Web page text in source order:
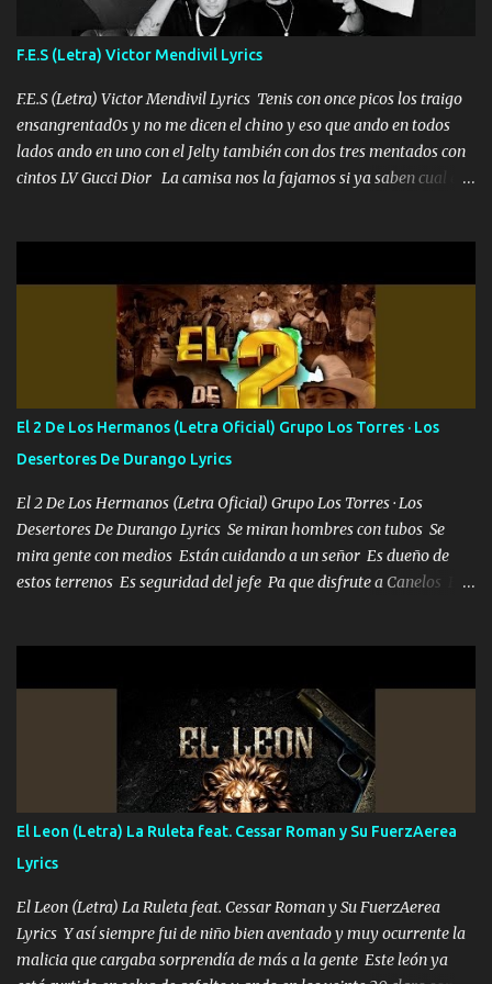
traigo El chiste es que hago lo que quiero pues así soy me mandó
yo tengo el control a todos yo les paro el dedo soy hocicon un
malcriado un malandrón Que Les importa no saben nada falsas
las risas las que me miran hay gente corriente no quieren ve...
F.E.S (Letra) Victor Mendivil Lyrics
F.E.S (Letra) Victor Mendivil Lyrics Tenis con once picos los traigo
ensangrentad0s y no me dicen el chino y eso que ando en todos
lados ando en uno con el Jelty también con dos tres mentados con
cintos LV Gucci Dior La camisa nos la fajamos si ya saben cual es
estándares 110 mil records de pistas no me falta mucho para
verme en las revistas Ya pasé Italia Japón Madrid Milán y también
Francia ropa de 100.000 bolas Louis vuitton es mi fragancia
repleta de presidentes la bolsa estoy en mi pic si no se han dado
cuenta chequeen gráficas del kitch
El 2 De Los Hermanos (Letra Oficial) Grupo Los Torres · Los
Desertores De Durango Lyrics
El 2 De Los Hermanos (Letra Oficial) Grupo Los Torres · Los
Desertores De Durango Lyrics Se miran hombres con tubos Se
mira gente con medios Están cuidando a un señor Es dueño de
estos terrenos Es seguridad del jefe Pa que disfrute a Canelos Es
ni tampoco las mujeres porque es platica de grandes por eso hay
que estar alegres doy las instrucciones para atender los deberes
Música Si es que salta algún problema de confianza tengo gente
ahí está el Hombre Cuarenta y también Pariente 7 arreglan
cualquier problema no más es cuestión que ordené NOS HACE
FALTA UN HERMANO DE CLAVE ERA EL 24 SIEMPRE FUE UN
HOMBRE VALIENTE POR ALGO M'URIÓ PELEAND0 SIEMPRE
VIO POR LA FAMILIA PARA QUE SIGA EL LEGADO Es el DOS de
los HERMANOS un cerebro inteligente y com...
El Leon (Letra) La Ruleta feat. Cessar Roman y Su FuerzAerea
Lyrics
El Leon (Letra) La Ruleta feat. Cessar Roman y Su FuerzAerea
Lyrics Y así siempre fui de niño bien aventado y muy ocurrente la
malicia que cargaba sorprendía de más a la gente Este león ya